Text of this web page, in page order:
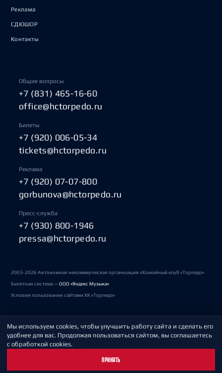
Реклама
СДЮШОР
Контакты
Общие вопросы
+7 (831) 465-16-60
office@hctorpedo.ru
Билеты
+7 (920) 006-05-34
tickets@hctorpedo.ru
Реклама
+7 (920) 07-07-800
gorbunova@hctorpedo.ru
Пресс-служба
+7 (930) 800-1946
pressa@hctorpedo.ru
2003-2026 Автономная некоммерческая организация «Хоккейный клуб «Торпедо»
Билетная система —ООО «Яндекс Музыка»
Условия пользования сайтами ХК «Торпедо»
Политика обработки персональных данных
Пользовательское соглашение
Мы используем cookies, чтобы улучшить работу сайта и сделать его
удобнее для вас. Продолжая пользоваться сайтом, вы соглашаетесь
с обработкой cookies.
ПРИНЯТЬ